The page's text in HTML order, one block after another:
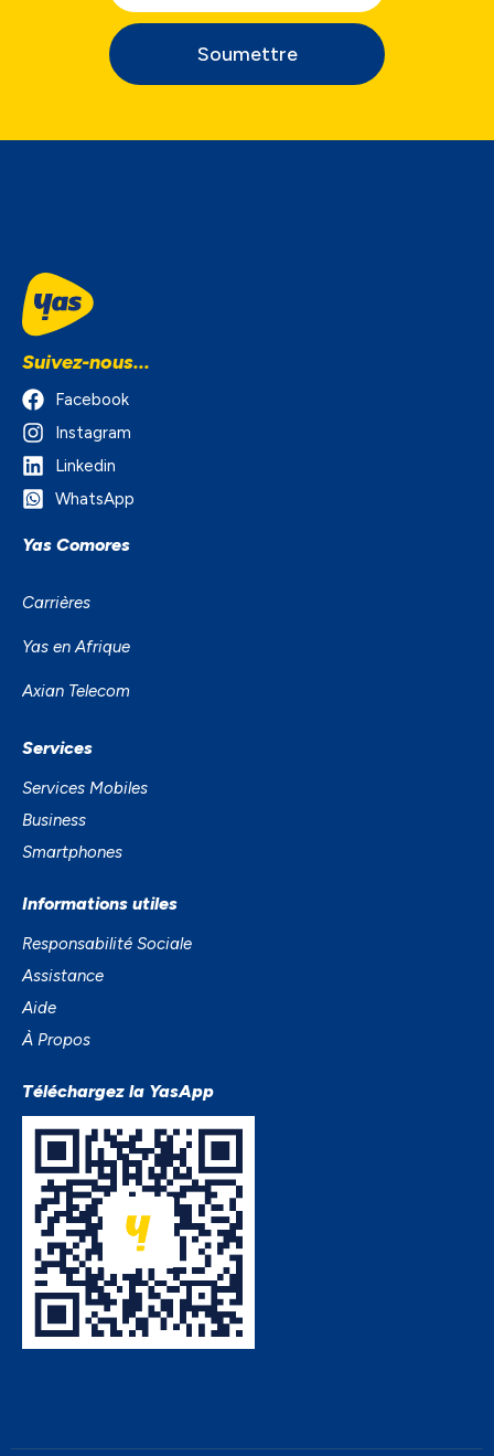
Soumettre
Suivez-nous...
Facebook
Instagram
Linkedin
WhatsApp
Yas Comores
Carrières
Yas en Afrique
Axian Telecom
Services
Services Mobiles
Business
Smartphones
Informations utiles
Responsabilité Sociale
Assistance
Aide
À Propos
Téléchargez la YasApp